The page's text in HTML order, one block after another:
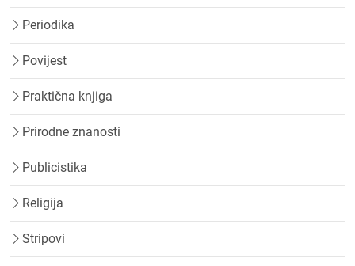
Periodika
Povijest
Praktična knjiga
Prirodne znanosti
Publicistika
Religija
Stripovi